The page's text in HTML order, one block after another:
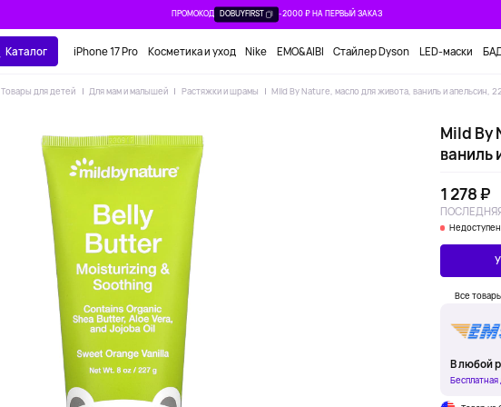
ПРОМОКОД DOBUYFIRST -2000 ₽ НА ПЕРВЫЙ ЗАКАЗ
Каталог iPhone 17 Pro Косметика и уход Nike EMO&AIBI Стайлер Dyson LED-маски
Товары для детей Для мам и малышей Растяжки и шрамы Mild By Nature, масло для живота, ваниль и апельсин,
Mild By
ваниль
1 278 ₽
Недоступен
Все
В любой
Бесплатная